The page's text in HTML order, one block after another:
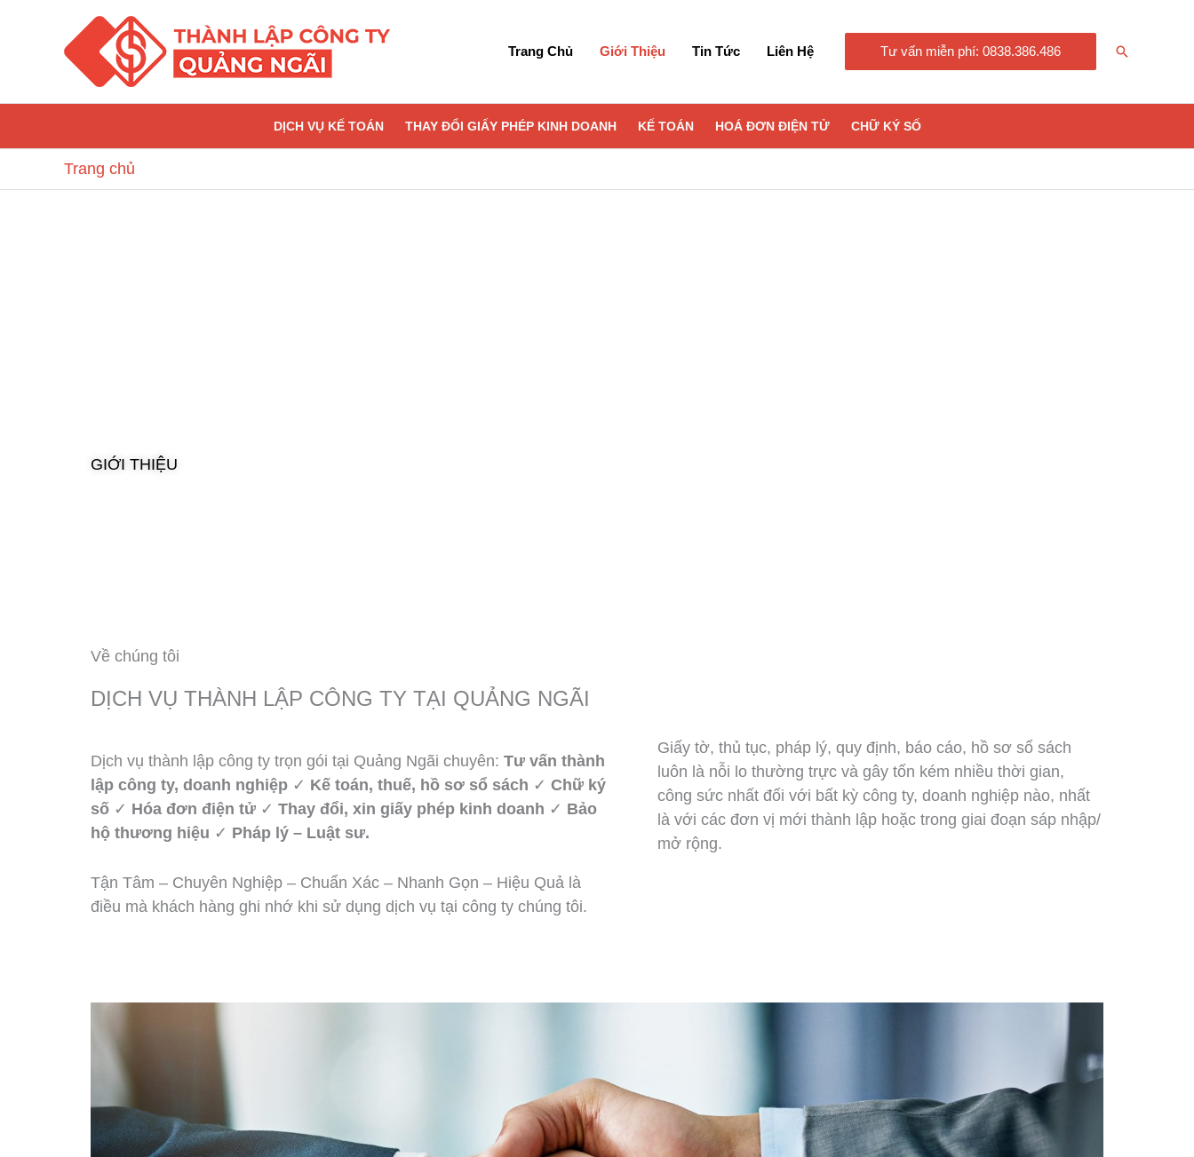
Trang Chủ Giới Thiệu Tin Tức Liên Hệ Tư vấn miễn phí: 0838.386.486
Tìm
DỊCH VỤ KẾ TOÁN THAY ĐỔI GIẤY PHÉP KINH DOANH KẾ TOÁN HOÁ ĐƠN ĐIỆN TỬ CHỮ KÝ SỐ
Trang chủ
GIỚI THIỆU
Về chúng tôi
DỊCH VỤ THÀNH LẬP CÔNG TY TẠI QUẢNG NGÃI
Dịch vụ thành lập công ty trọn gói tại Quảng Ngãi chuyên: Tư vấn thành
lập công ty, doanh nghiệp ✓ Kế toán, thuế, hồ sơ sổ sách ✓ Chữ ký
số ✓ Hóa đơn điện tử ✓ Thay đổi, xin giấy phép kinh doanh ✓ Bảo
hộ thương hiệu ✓ Pháp lý – Luật sư.
Tận Tâm – Chuyên Nghiệp – Chuẩn Xác – Nhanh Gọn – Hiệu Quả là
điều mà khách hàng ghi nhớ khi sử dụng dịch vụ tại công ty chúng tôi.
Giấy tờ, thủ tục, pháp lý, quy định, báo cáo, hồ sơ sổ sách
luôn là nỗi lo thường trực và gây tốn kém nhiều thời gian,
công sức nhất đối với bất kỳ công ty, doanh nghiệp nào, nhất
là với các đơn vị mới thành lập hoặc trong giai đoạn sáp nhập/
mở rộng.